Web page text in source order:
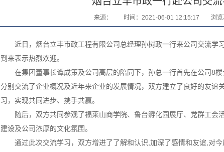
来源： 时间：2021-06-01 12:15:17 浏览
近日，烟台立丰市政工程有限公司总经理孙树政一行来公司交流学
到来表示热烈欢迎。
在集团董事长谭成策及公司高层的陪同下，孙总一行首先在公司8楼
分别交流了企业概况及近年来企业的发展情况，双方建立了良好的友谊
习，实现共同进步、携手共赢。
随后，双方共同参观了福莱山商学院、鲁台孵化园展厅、党群工会
建设及公司浓厚的文化氛围。
通过此次交流学习，双方增进了了解和认识,加深了感情和友谊,对今